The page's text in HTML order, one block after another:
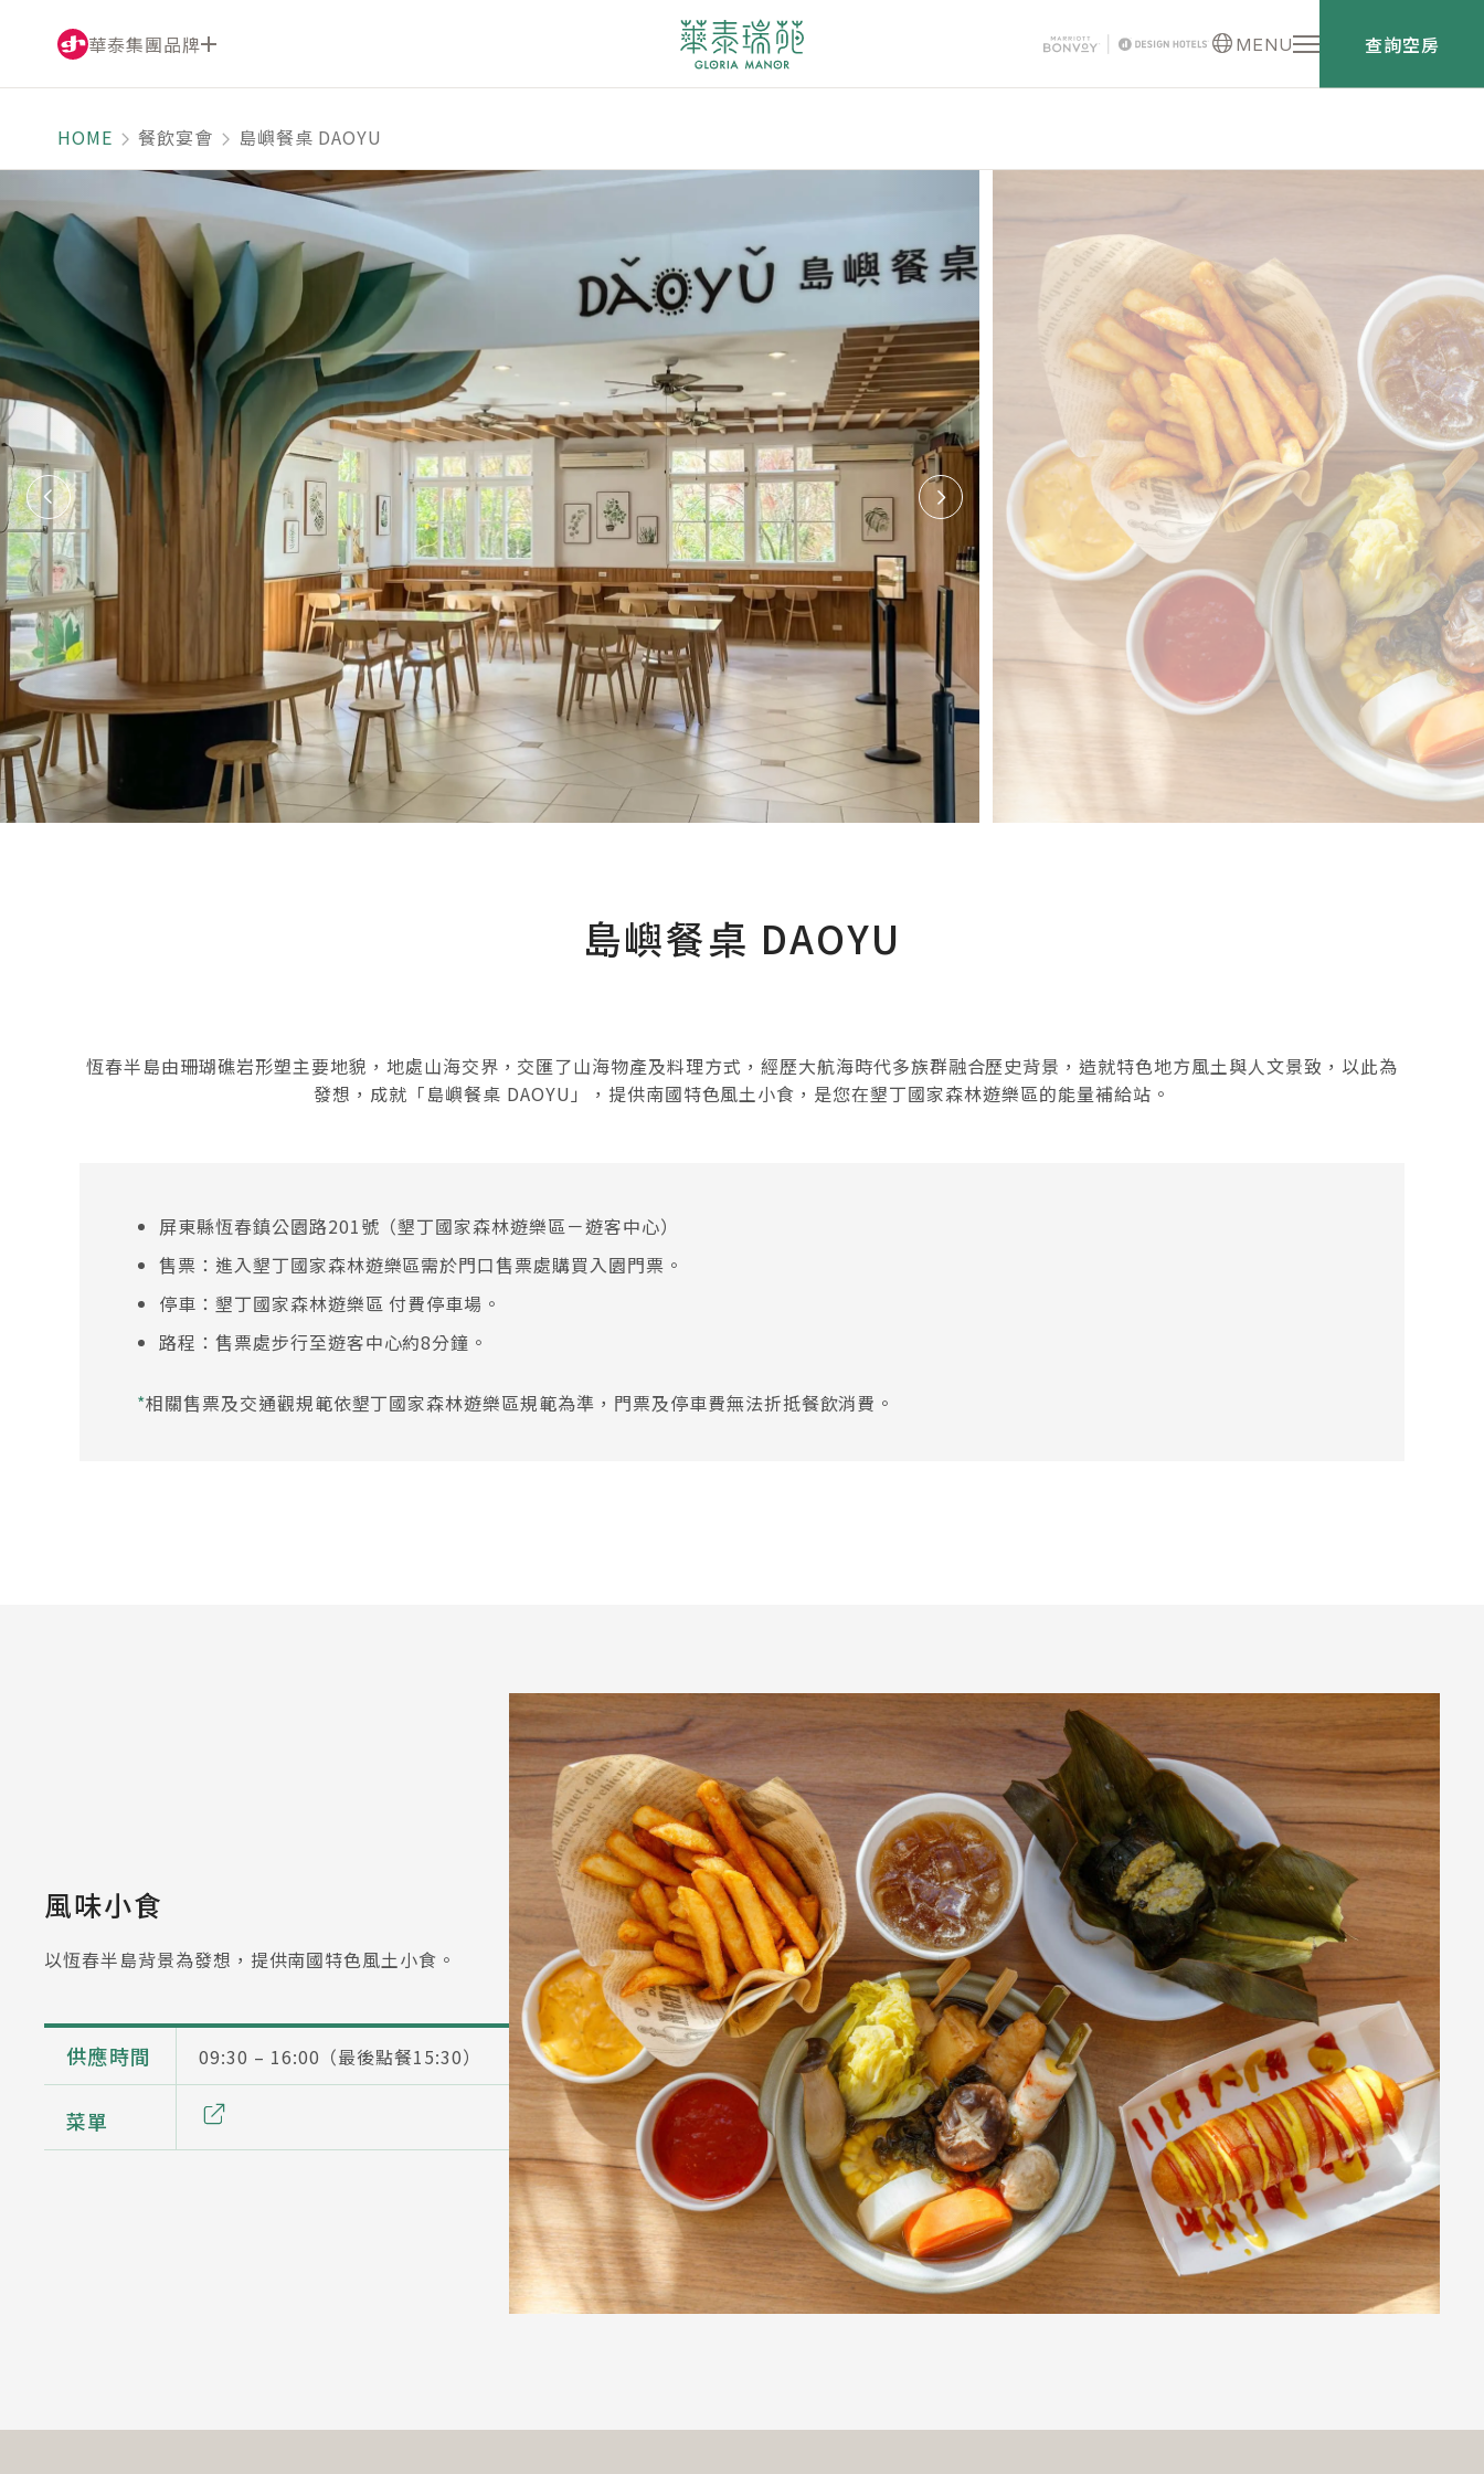
華泰集團品牌 MENU 查詢空房
HOME 餐飲宴會 島嶼餐桌 DAOYU
島嶼餐桌 DAOYU
恆春半島由珊瑚礁岩形塑主要地貌，地處山海交界，交匯了山海物產及料理方式，經歷大航海時代多族群融合歷史背景，造就特色地方風土與人文景致，以此為
發想，成就「島嶼餐桌 DAOYU」，提供南國特色風土小食，是您在墾丁國家森林遊樂區的能量補給站。
屏東縣恆春鎮公園路201號（墾丁國家森林遊樂區－遊客中⼼）
售票：進入墾丁國家森林遊樂區需於門口售票處購買入園門票。
停車：墾丁國家森林遊樂區 付費停車場。
路程：售票處步行至遊客中心約8分鐘。
*相關售票及交通觀規範依墾丁國家森林遊樂區規範為準，門票及停車費無法折抵餐飲消費。
風味小食
以恆春半島背景為發想，提供南國特色風土小食。
供應時間 09:30 – 16:00（最後點餐15:30）
菜單
海景客房三人同行含早餐與加床
＊適用訂房及入住日期：即日起～9/30
了解更多
籌備中事業體
賦樂旅居
九華樓
驢子餐廳
EAST END
華泰名品城